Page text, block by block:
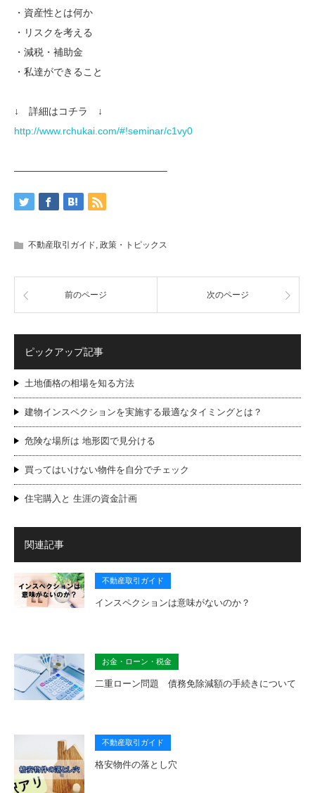
・資産性とは何か
・リスクを考える
・減税・補助金
・私達ができること
↓ 詳細はコチラ ↓
http://www.rchukai.com/#!seminar/c1vy0
———————————————–
不動産取引ガイド 政策・トピックス
前のページ 次のページ
ピックアップ記事
土地価格の相場を知る方法
建物インスペクションを実施する最適なタイミングとは？
危険な場所は 地形図で見分ける
買ってはいけない物件を自分でチェック
住宅購入と 生涯の資金計画
関連記事
不動産取引ガイド
インスペクションは意味がないのか？
お金・ローン・税金
二重ローン問題 債務免除減額の手続きについて
不動産取引ガイド
格安物件の落とし穴